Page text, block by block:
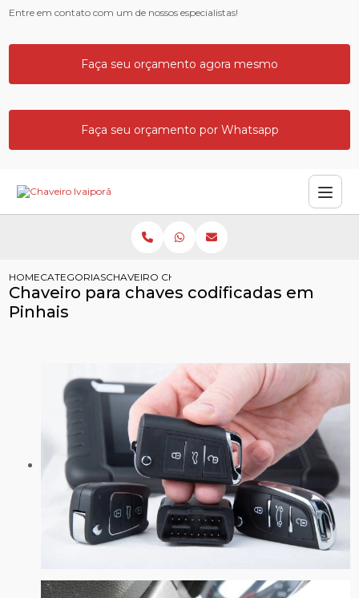
Entre em contato com um de nossos especialistas!
Faça seu orçamento agora mesmo
Faça seu orçamento por Whatsapp
HOMECATEGORIASCHAVEIRO CHAVES CODIFICADAS PINHAIS
Chaveiro para chaves codificadas em
Pinhais